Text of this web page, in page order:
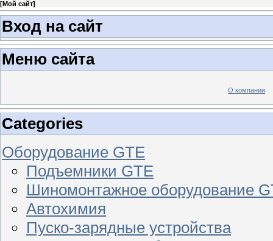
[Мой сайт]
Вход на сайт
Меню сайта
О компании
Categories
Оборудование GTE
Подъемники GTE
Шиномонтажное оборудование
Автохимия
Пуско-зарядные устройства